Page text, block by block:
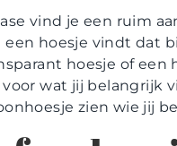
vind je een ruim
hoesje vindt dat
hoesje of een
wat jij belangrijk
zien wie jij